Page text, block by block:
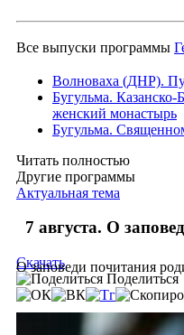
Все выпуски программы
Волноваха (ДНР).
Бугульма.
женский монастырь
Бугульма.
Читать полностью
Другие программы
Актуальная тема
7 августа. О
О заповеди почитания
Скачать
Поделиться